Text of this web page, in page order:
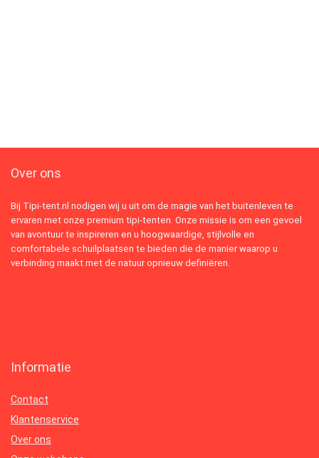
Over ons
Bij Tipi-tent.nl nodigen wij u uit om de magie van het buitenleven te
ervaren met onze premium tipi-tenten. Onze missie is om een gevoel
van avontuur te inspireren en u hoogwaardige, stijlvolle en
comfortabele schuilplaatsen te bieden die de manier waarop u
verbinding maakt met de natuur opnieuw definiëren.
Informatie
Contact
Klantenservice
Over ons